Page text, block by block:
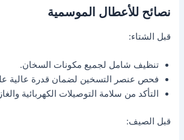
نصائح للأعطال الموسمية
قبل الشتاء:
تنظيف شامل لجميع مكونات السخان.
فحص عنصر التسخين لضمان قدرة عالية
التأكد من سلامة التوصيلات الكهربائية
قبل الصيف: